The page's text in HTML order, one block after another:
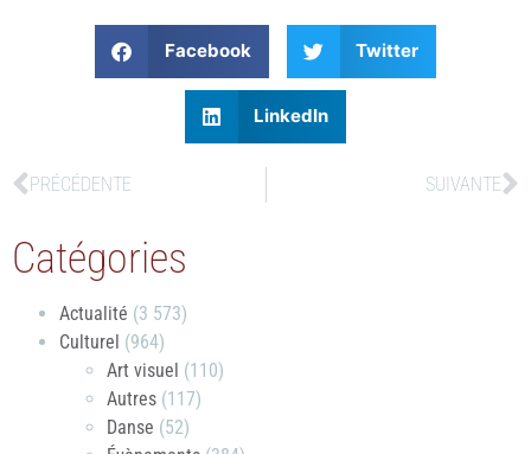
Facebook Twitter
LinkedIn
PRÉCÉDENTE SUIVANTE
Catégories
Actualité (3 573)
Culturel (964)
Art visuel (110)
Autres (117)
Danse (52)